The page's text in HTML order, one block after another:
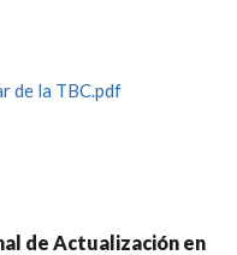
de la TBC.pdf
de Actualización en